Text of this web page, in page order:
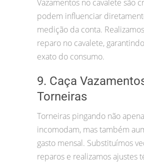
Vazamentos no cavalete são
podem influenciar
medição da conta.
reparo no cavalete,
exato do consumo.
9. Caça
Torneiras
Torneiras pingando não
incomodam, mas também
gasto mensal. Substituímos
reparos e realizamos ajustes